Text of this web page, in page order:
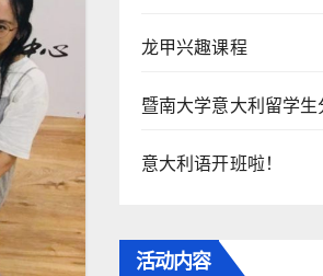
龙甲兴趣课程
暨南大学意大利留学生
意大利语开班啦！
活动内容